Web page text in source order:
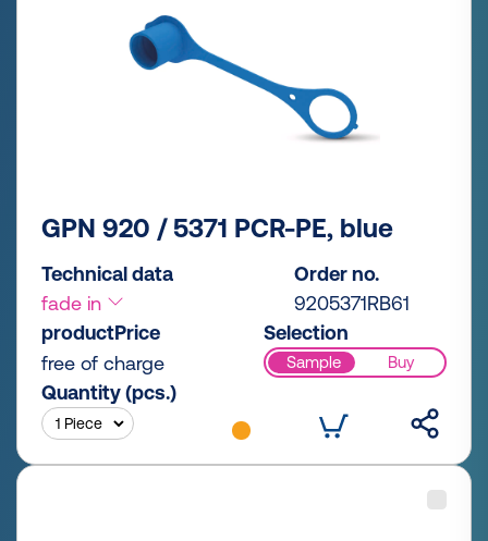
GPN 920 / 5371 PCR-PE, blue
Technical data
fade in
Order no.
9205371RB61
productPrice
free of charge
Selection
Sample Buy
Quantity (pcs.)